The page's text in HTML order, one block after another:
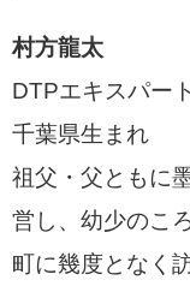
村方龍太
DTPエキスパー
千葉県生まれ
祖父・父ともに
営し、幼少のこ
町に幾度となく